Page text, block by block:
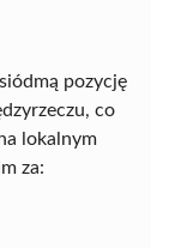
pozycję
co
lokalnym
za: